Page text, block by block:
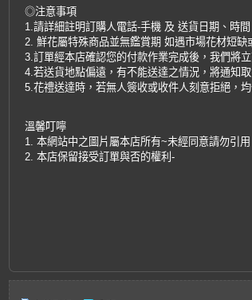
◎注意事項
1.請詳細註明訂購人電話-手機 及 送貨日期、時
2. 鮮花屬特殊商品並無鑑賞期 如遇市場花材短缺
3.訂單經本店確認您的付款作業完成後，我們將
4.若送貨地點偏遠，有不能送達之情況，將通知取
5.花禮送達時，若無人簽收或收件人刻意拒絕，
溫馨叮嚀
1. 本網站中之圖片屬本店所有~未經同意請勿引用
2. 本店保留接受訂單與否的權利-